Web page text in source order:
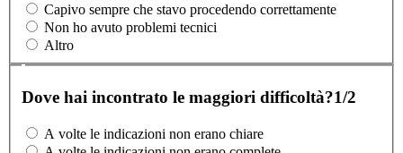
Capivo sempre che stavo procedendo correttamente
Non ho avuto problemi tecnici
Altro
Dove hai incontrato le maggiori difficoltà?1/2
A volte le indicazioni non erano chiare